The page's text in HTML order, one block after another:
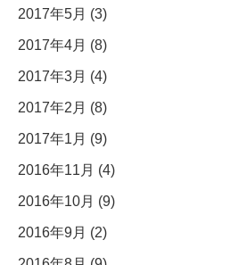
2017年5月 (3)
2017年4月 (8)
2017年3月 (4)
2017年2月 (8)
2017年1月 (9)
2016年11月 (4)
2016年10月 (9)
2016年9月 (2)